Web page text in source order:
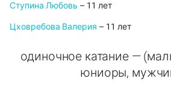
Ступина Любовь – 11 лет
Цховребова Валерия – 11 лет
одиночное катание —
юниоры,